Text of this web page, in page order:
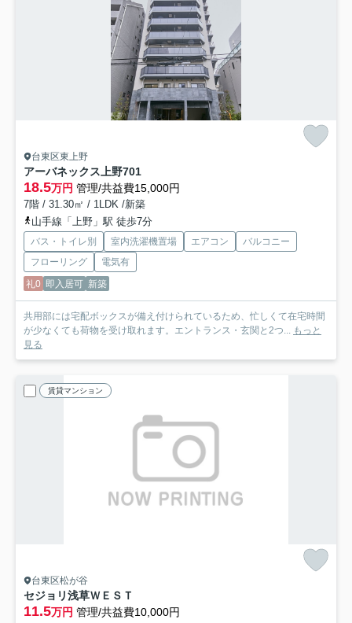
台東区東上野
アーバネックス上野701
18.5万円 管理/共益費15,000円
7階 / 31.30㎡ / 1LDK /新築
山手線「上野」駅 徒歩7分
バス・トイレ別 室内洗濯機置場 エアコン
バルコニー
フローリング
電気有
礼0 即入居可 新築
共用部には宅配ボックスが備え付けられているため、忙しくて在宅時間
が少なくても荷物を受け取れます。エントランス・玄関と2つ... もっと
見る
賃貸マンション
台東区松が谷
セジョリ浅草ＷＥＳＴ
11.5万円 管理/共益費10,000円